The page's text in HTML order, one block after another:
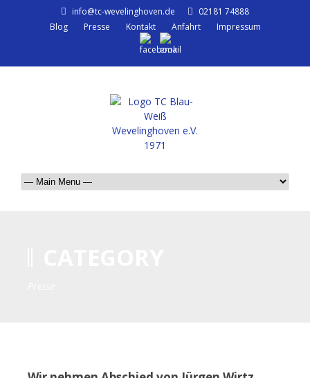
info@tc-wevelinghoven.de
02181 74888
Blog
Presse Kontakt Anfahrt Impressum